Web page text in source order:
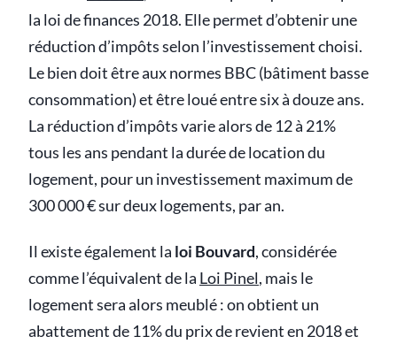
la loi de finances 2018. Elle permet d’obtenir une
réduction d’impôts selon l’investissement choisi.
Le bien doit être aux normes BBC (bâtiment basse
consommation) et être loué entre six à douze ans.
La réduction d’impôts varie alors de 12 à 21%
tous les ans pendant la durée de location du
logement, pour un investissement maximum de
300 000 € sur deux logements, par an.
Il existe également la loi Bouvard, considérée
comme l’équivalent de la Loi Pinel, mais le
logement sera alors meublé : on obtient un
abattement de 11% du prix de revient en 2018 et